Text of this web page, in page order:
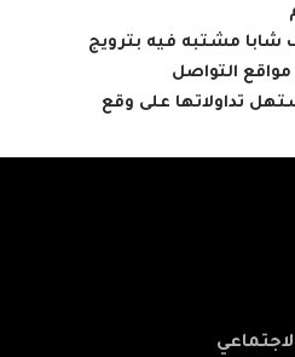
مشتبه فيه بترويج
التواصل
تداولاتها على وقع